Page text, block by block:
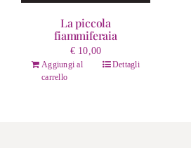
La piccola
fiammiferaia
€10,00
Aggiungi al
carrello
Dettagli